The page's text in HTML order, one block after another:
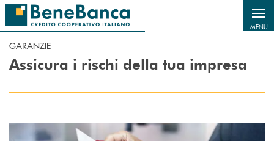
Salta al contenuto principale
MENU
GARANZIE
Assicura i rischi della tua impresa
Scopri di più Garanzia SACE per l’internazionalizzazione